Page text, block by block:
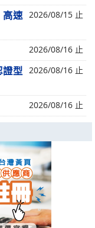
高速 2026/08/15 止
2026/08/16 止
型 2026/08/16 止
2026/08/16 止